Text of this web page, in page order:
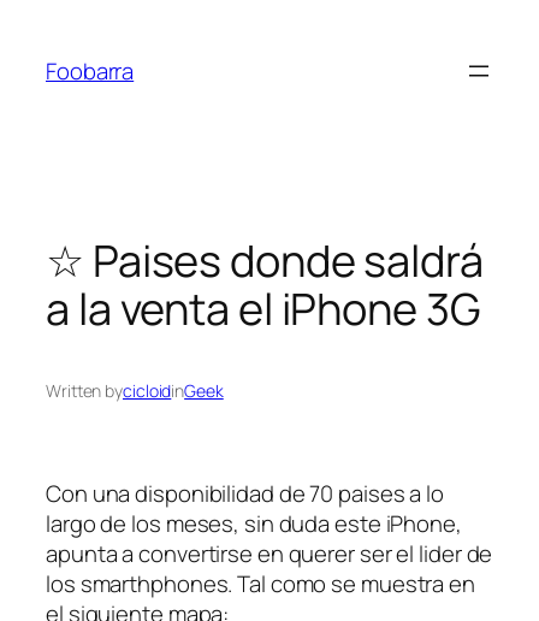
contenido
Foobarra
☆ Paises donde saldrá
a la venta el iPhone 3G
Written bycicloidinGeek
Con una disponibilidad de 70 paises a lo
largo de los meses, sin duda este iPhone,
apunta a convertirse en querer ser el lider de
los smarthphones. Tal como se muestra en
el siguiente mapa: